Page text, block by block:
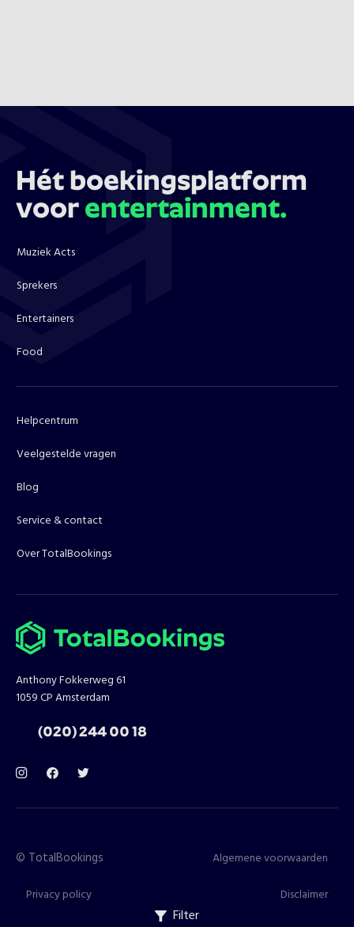
Filter
Hét boekingsplatform
voor entertainment.
Muziek Acts
Sprekers
Entertainers
Food
Helpcentrum
Veelgestelde vragen
Blog
Service & contact
Over TotalBookings
Anthony Fokkerweg 61
1059 CP Amsterdam
(020) 244 00 18
© TotalBookings
Algemene voorwaarden
Privacy policy
Disclaimer